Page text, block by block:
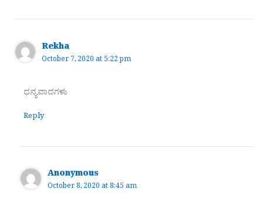
Rekha
October 7, 2020 at 5:22 pm
ಧನ್ಯವಾದಗಳು
Reply
Anonymous
October 8, 2020 at 8:45 am